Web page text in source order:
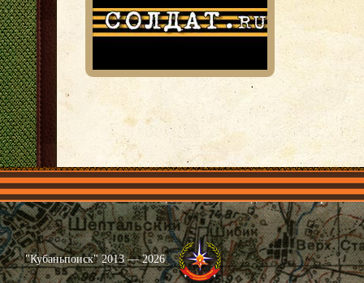
Главная Имена Общественные объединения Проекты
"Кубаньпоиск" 2013 — 2026